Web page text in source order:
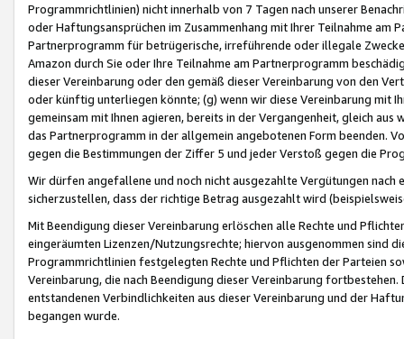
Programmrichtlinien) nicht innerhalb von 7 Tagen nach unserer
oder Haftungsansprüchen im Zusammenhang mit Ihrer Teilnahme am
Partnerprogramm für betrügerische, irreführende oder illegale
Amazon durch Sie oder Ihre Teilnahme am Partnerprogramm
dieser Vereinbarung oder den gemäß dieser Vereinbarung von den
oder künftig unterliegen könnte; (g) wenn wir diese Vereinbarung mit
gemeinsam mit Ihnen agieren, bereits in der Vergangenheit, gleich
das Partnerprogramm in der allgemein angebotenen Form beenden.
gegen die Bestimmungen der Ziffer 5 und jeder Verstoß gegen die
Wir dürfen angefallene und noch nicht ausgezahlte Vergütungen
sicherzustellen, dass der richtige Betrag ausgezahlt wird
Mit Beendigung dieser Vereinbarung erlöschen alle Rechte und
eingeräumten Lizenzen/Nutzungsrechte; hiervon ausgenommen sind
Programmrichtlinien festgelegten Rechte und Pflichten der Parteien
Vereinbarung, die nach Beendigung dieser Vereinbarung
entstandenen Verbindlichkeiten aus dieser Vereinbarung und der
begangen wurde.